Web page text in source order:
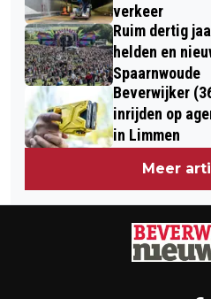
verkeer
Ruim dertig
helden en
Spaarnwoude
Beverwijker
inrijden op
in Limmen
Meer